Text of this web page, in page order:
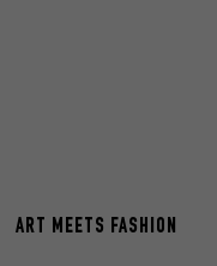
ART MEETS FASHION